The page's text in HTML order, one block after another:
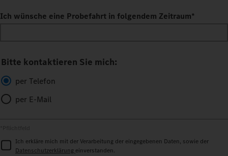
Ich wünsche eine Probefahrt in folgendem Zeitraum*
Bitte kontaktieren Sie mich:
per Telefon
per E-Mail
Ich erkläre mich mit der Verarbeitung der eingegebenen Daten, sowie der
Datenschutzerklärung einverstanden.